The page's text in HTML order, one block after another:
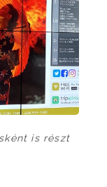
is részt